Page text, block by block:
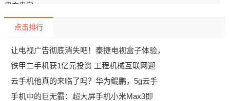
点击排行
让电视广告彻底消失吧！泰捷电视盒子体验，
铁甲二手机获1亿元投资 工程机械互联网迎
云手机他真的来临了吗？华为鲲鹏，5g云手
手机中的巨无霸：超大屏手机小米Max3即